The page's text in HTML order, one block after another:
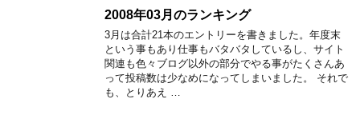
2008年03月のランキング
3月は合計21本のエントリーを書きました。年度末
という事もあり仕事もバタバタしているし、サイト
関連も色々ブログ以外の部分でやる事がたくさんあ
って投稿数は少なめになってしまいました。 それで
も、とりあえ …